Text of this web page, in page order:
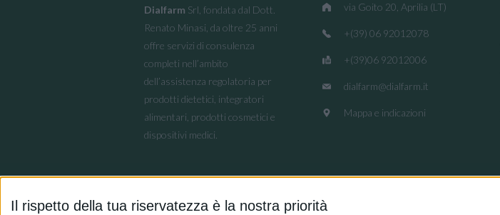
Il rispetto della tua riservatezza è la nostra priorità
Dialfarm Srl, fondata dal Dott.
Renato Minasi, da oltre 25 anni
offre servizi di consulenza
completi nell’ambito
dell’assistenza regolatoria per
prodotti dietetici, integratori
alimentari, prodotti cosmetici e
dispositivi medici.
via Goito 20, Aprilia (LT)
+(39) 06 92012078
+(39)06 92012006
dialfarm@dialfarm.it
Mappa e indicazioni